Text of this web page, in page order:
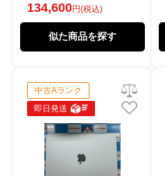
134,600円(税込)
似た商品を探す
中古Aランク
即日発送